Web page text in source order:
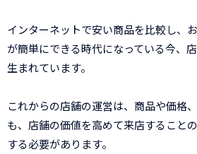
インターネットで安い商品を比較し、
が簡単にできる時代になっている今、
生まれています。
これからの店舗の運営は、商品や価格
も、店舗の価値を高めて来店すること
する必要があります。